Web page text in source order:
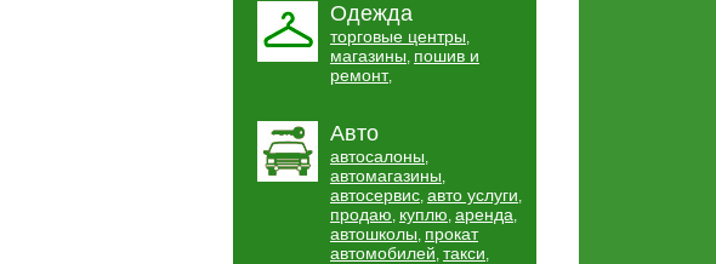
Одежда
торговые центры,
магазины, пошив и
ремонт,
Авто
автосалоны,
автомагазины,
автосервис, авто услуги,
продаю, куплю, аренда,
автошколы, прокат
автомобилей, такси,